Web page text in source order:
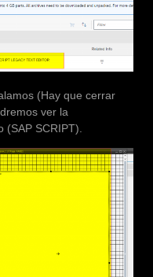
(Hay que cerrar
ver la
SCRIPT).